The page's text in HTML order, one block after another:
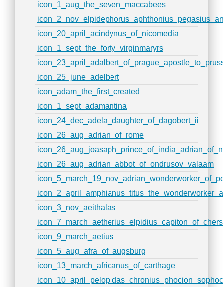
icon_1_aug_the_seven_maccabees
icon_20_april_acindynus_of_nicomedia
icon_1_sept_the_forty_virginmaryrs
icon_25_june_adelbert
icon_adam_the_first_created
icon_1_sept_adamantina
icon_24_dec_adela_daughter_of_dagobert_ii
icon_26_aug_adrian_of_rome
icon_26_aug_adrian_abbot_of_ondrusov_valaam
icon_3_nov_aeithalas
icon_9_march_aetius
icon_5_aug_afra_of_augsburg
icon_13_march_africanus_of_carthage